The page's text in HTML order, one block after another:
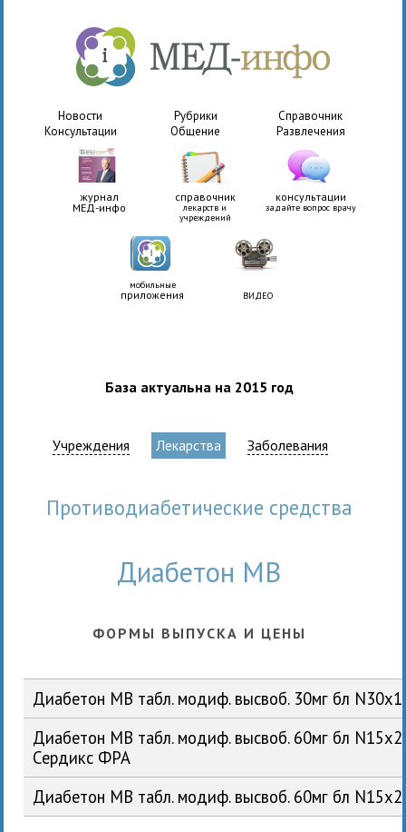
Новости Рубрики
Справочник
Консультации
Общение Развлечения
журнал
МЕД-инфо
справочник
лекарств и
учреждений
консультации
задайте вопрос врачу
мобильные
приложения ВИДЕО
База актуальна на 2015 год
Учреждения Лекарства Заболевания
противодиабетические средства
Диабетон МВ
ФОРМЫ ВЫПУСКА И ЦЕНЫ
Диабетон МВ табл. модиф. высвоб. 30мг бл
Диабетон МВ табл. модиф. высвоб. 60мг бл N15x2
Сердикс ФРА
Диабетон МВ табл. модиф. высвоб. 60мг бл